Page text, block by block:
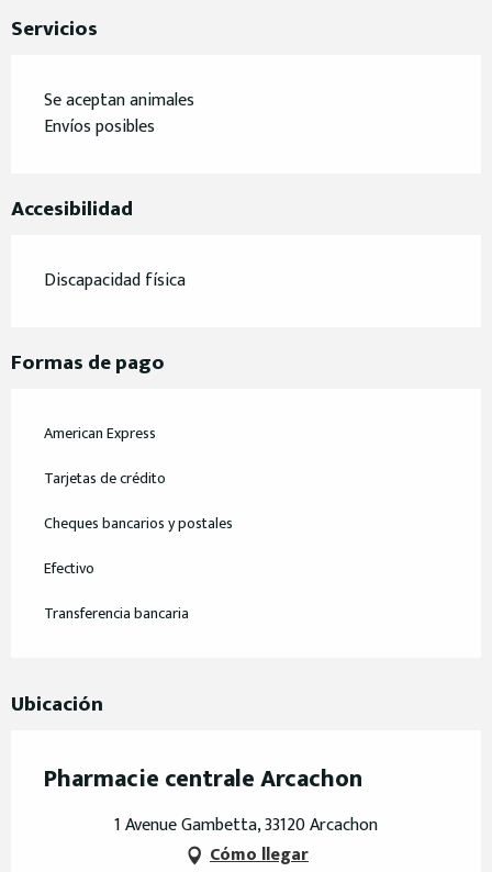
Servicios
Se aceptan animales
Envíos posibles
Accesibilidad
Discapacidad física
Formas de pago
American Express
Tarjetas de crédito
Cheques bancarios y postales
Efectivo
Transferencia bancaria
Ubicación
Pharmacie centrale Arcachon
1 Avenue Gambetta, 33120 Arcachon
Cómo llegar